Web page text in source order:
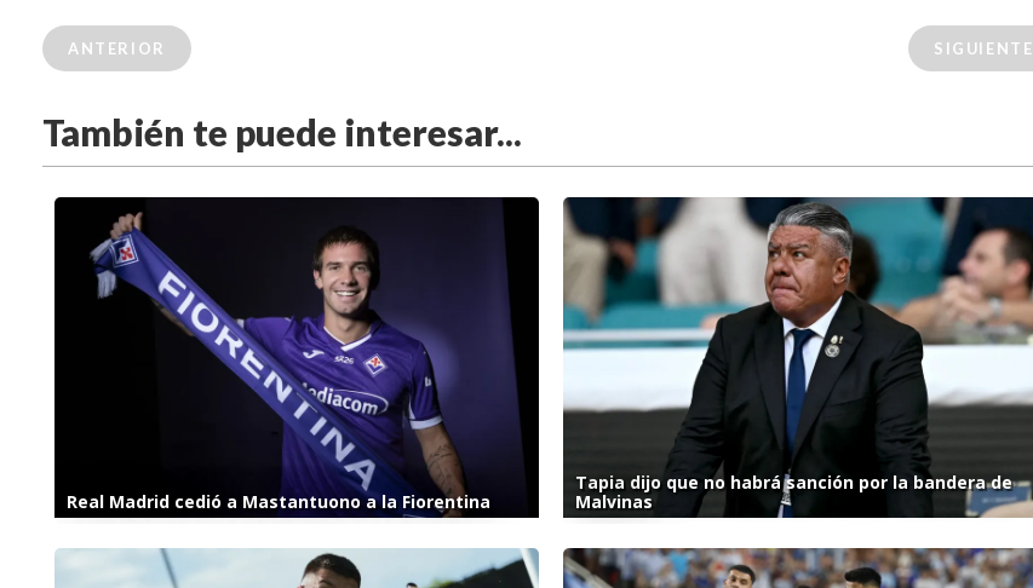
ANTERIOR SIGUIENTE
También te puede interesar...
Real Madrid cedió a Mastantuono a la Fiorentina
Tapia dijo que no habrá sanción por la bandera de
Malvinas